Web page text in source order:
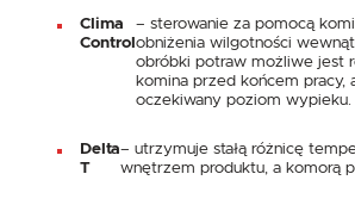
Clima
Control
– sterowanie za pomocą
obniżenia wilgotności
obróbki potraw możliwe jest
komina przed końcem pracy,
oczekiwany poziom wypieku.
Delta
T
– utrzymuje stałą różnicę
wnętrzem produktu, a komorą